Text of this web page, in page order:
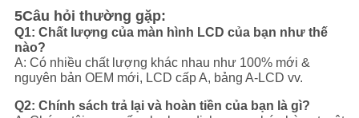
5Câu hỏi thường gặp:
Q1: Chất lượng của màn hình LCD của bạn như thế
nào?
A: Có nhiều chất lượng khác nhau như 100% mới &
nguyên bản OEM mới, LCD cấp A, bảng A-LCD vv.
Q2: Chính sách trả lại và hoàn tiền của bạn là gì?